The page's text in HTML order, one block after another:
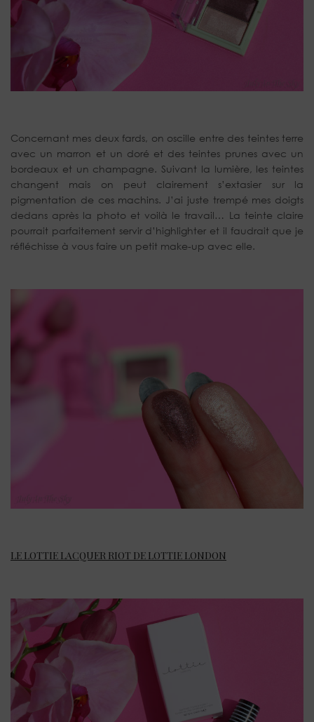
Concernant mes deux fards, on oscille entre des teintes terre
avec un marron et un doré et des teintes prunes avec un
bordeaux et un champagne. Suivant la lumière, les teintes
changent mais on peut clairement s’extasier sur la
pigmentation de ces machins. J’ai juste trempé mes doigts
dedans après la photo et voilà le travail… La teinte claire
pourrait parfaitement servir d’highlighter et il faudrait que je
réfléchisse à vous faire un petit make-up avec elle.
LE LOTTIE LACQUER RIOT DE LOTTIE LONDON